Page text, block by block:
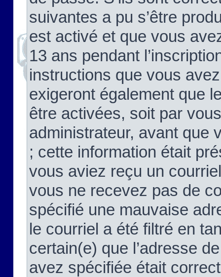
suivantes a pu s’être
est activé et que vous
13 ans pendant
instructions que vous
exigeront également que
être activées, soit par
administrateur, avant que
; cette information était
vous aviez reçu un
vous ne recevez pas de
spécifié une mauvaise
le courriel a été filtré en
certain(e) que l’adresse
avez spécifiée était